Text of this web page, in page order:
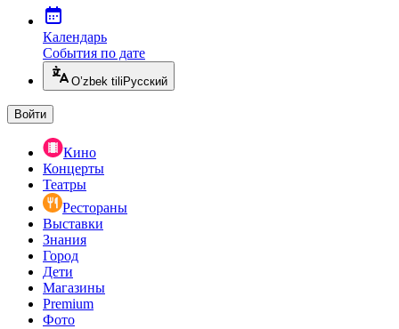
Календарь
События по дате
O’zbek tili Русский
Войти
Кино
Концерты
Театры
Рестораны
Выставки
Знания
Город
Дети
Магазины
Premium
Фото